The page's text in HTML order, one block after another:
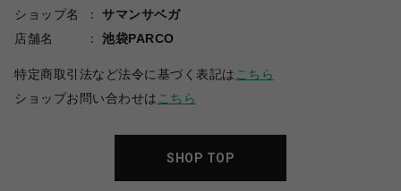
ショップ名
サマンサベガ
店舗名
池袋PARCO
特定商取引法など法令に基づく表記は こちら
ショップお問い合わせは こちら
SHOP TOP